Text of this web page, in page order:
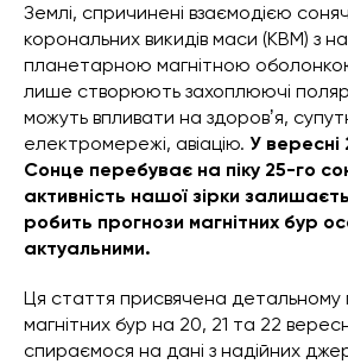
Землі, спричинені взаємодією
корональних викидів маси (КВМ) з
планетарною магнітною
лише створюють захоплюючі
можуть впливати на здоровʼя,
електромережі, авіацію. У вересні
Сонце перебуває на піку 25-го
активність нашої зірки
робить прогнози магнітних бур
актуальними.
Ця стаття присвячена детальному
магнітних бур на 20, 21 та 22
спираємося на дані з надійних